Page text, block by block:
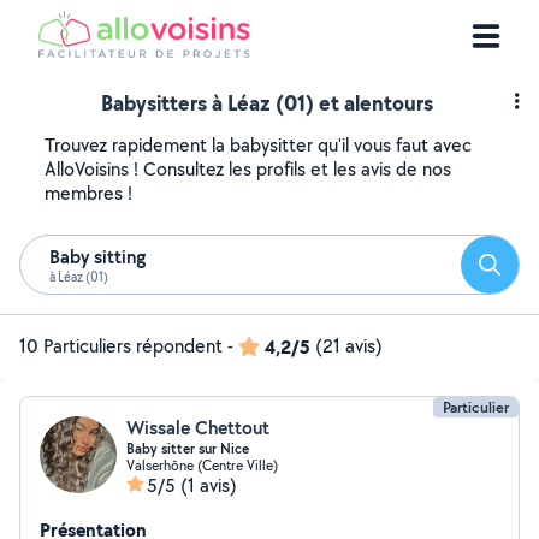
Babysitters à Léaz (01) et alentours
Trouvez rapidement la babysitter qu'il vous faut avec
AlloVoisins ! Consultez les profils et les avis de nos
membres !
Baby sitting
à Léaz (01)
10 Particuliers répondent- 4,2/5 (21 avis)
Particulier
Wissale Chettout
Baby sitter sur Nice
Valserhône (Centre Ville)
5/5 (1 avis)
Présentation